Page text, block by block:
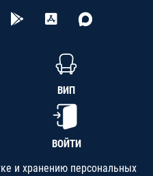
ВИП
ВОЙТИ
и хранению персональных